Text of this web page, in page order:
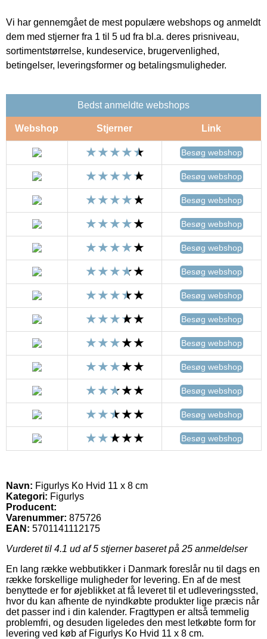
Vi har gennemgået de mest populære webshops og anmeldt
dem med stjerner fra 1 til 5 ud fra bl.a. deres prisniveau,
sortimentstørrelse, kundeservice, brugervenlighed,
betingelser, leveringsformer og betalingsmuligheder.
Bedst anmeldte webshops
Webshop Stjerner Link
Besøg webshop
Besøg webshop
Besøg webshop
Besøg webshop
Besøg webshop
Besøg webshop
Besøg webshop
Besøg webshop
Besøg webshop
Besøg webshop
Besøg webshop
Besøg webshop
Besøg webshop
Navn: Figurlys Ko Hvid 11 x 8 cm
Kategori: Figurlys
Producent:
Varenummer: 875726
EAN: 5701141112175
Vurderet til 4.1 ud af 5 stjerner baseret på 25 anmeldelser
En lang række webbutikker i Danmark foreslår nu til dags en
række forskellige muligheder for levering. En af de mest
benyttede er for øjeblikket at få leveret til et udleveringssted,
hvor du kan afhente de nyindkøbte produkter lige præcis når
det passer ind i din kalender. Fragttypen er altså temmelig
problemfri, og desuden ligeledes den mest letkøbte form for
levering ved køb af Figurlys Ko Hvid 11 x 8 cm.